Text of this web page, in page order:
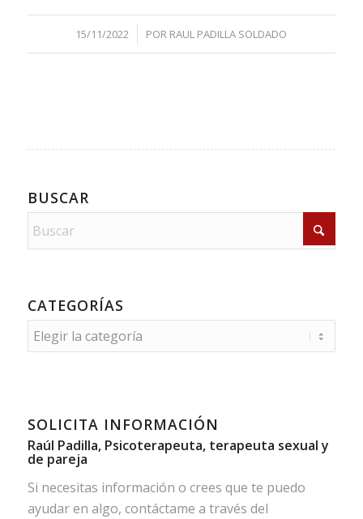
15/11/2022
/ POR RAUL PADILLA SOLDADO
BUSCAR
CATEGORÍAS
Categorías
SOLICITA INFORMACIÓN
Raúl Padilla, Psicoterapeuta, terapeuta sexual y
de pareja
Si necesitas información o crees que te puedo
ayudar en algo, contáctame a través del